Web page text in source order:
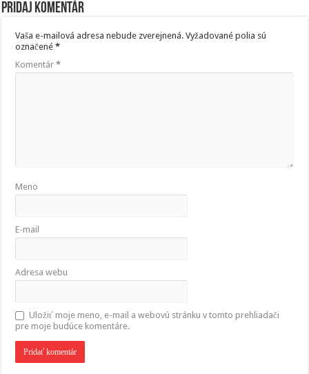
Pridaj komentár
Vaša e-mailová adresa nebude zverejnená. Vyžadované polia sú
označené*
Komentár*
Meno
E-mail
Adresa webu
Uložiť moje meno, e-mail a webovú stránku v tomto prehliadači
pre moje budúce komentáre.